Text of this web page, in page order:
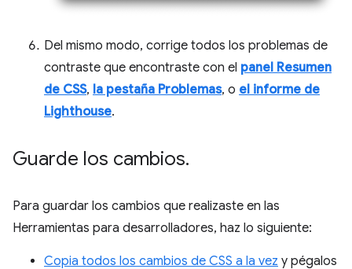
Del mismo modo, corrige todos los problemas de
contraste que encontraste con el panel Resumen
de CSS, la pestaña Problemas, o el informe de
Lighthouse.
Guarde los cambios.
Para guardar los cambios que realizaste en las
Herramientas para desarrolladores, haz lo siguiente:
Copia todos los cambios de CSS a la vez y pégalos